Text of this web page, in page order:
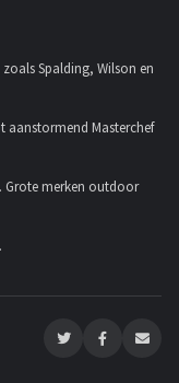
Spalding, Wilson en
aanstormend Masterchef
Grote merken outdoor